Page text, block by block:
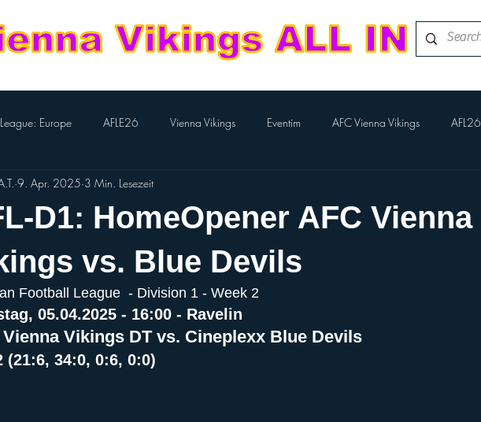
League: Europe AFLE26 Vienna Vikings Eventim AFC Vienna Vikings AFL26
EierlaberlTV Kampfmannschaft
Flag-Herren Division Team
Cheerleading Performance Cheer Sport Austria Finals
D1: HomeOpener AFC Vienna
vs. Blue Devils
9. Apr. 2025 3 Min. Lesezeit
Football League  - Division 1 - Week 2
05.04.2025 - 16:00 - Ravelin
Vienna Vikings DT vs. Cineplexx Blue Devils
(21:6, 34:0, 0:6, 0:0)